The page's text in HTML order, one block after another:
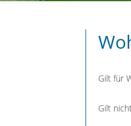
Gilt für
Gilt